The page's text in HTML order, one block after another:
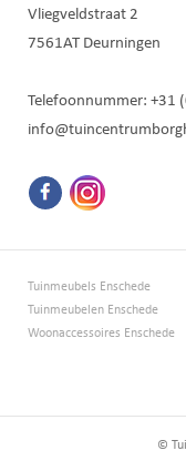
Vliegveldstraat 2
7561AT Deurningen
Telefoonnummer: +31
Tuinmeubels Enschede
Tuinmeubelen Enschede
Woonaccessoires Enschede
©